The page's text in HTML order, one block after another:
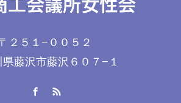
２５１−００５２
藤沢市藤沢６０７−１